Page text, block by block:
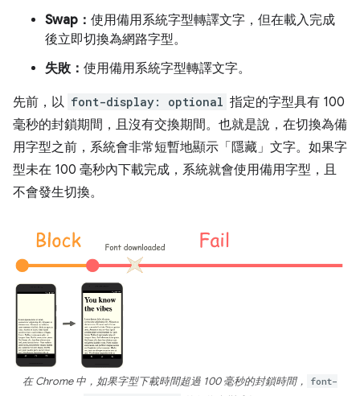
Swap： 使用備用系統字型轉譯文字，但在載入完成
後立即切換為網路字型。
失敗： 使用備用系統字型轉譯文字。
先前，以 font-display: optional 指定的字型具有 100
毫秒的封鎖期間，且沒有交換期間。也就是說，在切換為備
用字型之前，系統會非常短暫地顯示「隱藏」文字。如果字
型未在 100 毫秒內下載完成，系統就會使用備用字型，且
不會發生切換。
在 Chrome 中，如果字型下載時間超過 100 毫秒的封鎖時間，
font-